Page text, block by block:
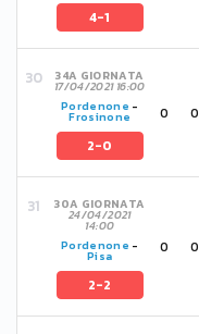
4-1
34A GIORNATA
17/04/2021 16:00
Pordenone -
Frosinone
2-0
0 0
30A GIORNATA
24/04/2021
14:00
Pordenone -
Pisa
2-2
0 0